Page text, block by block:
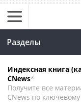
Разделы
Индексная книга
CNews*
Получите все
CNews по ключевому